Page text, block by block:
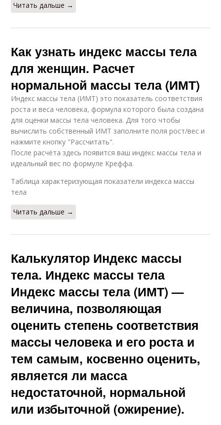
Читать дальше →
Как узнать индекс массы тела
для женщин. Расчет
нормальной массы тела (ИМТ)
Индекс массы тела (ИМТ) это показатель соответствия
роста и веса человека, формула которого была создана
для оценки массы тела человека. Для того чтобы
вычислить собственный ИМТ заполните поля рост/вес и
нажмите кнопку "Рассчитать".
После расчёта здесь появится ваш индекс массы тела и
идеальный вес по формуле Креффа.
Таблица характеризующая показатели индекса массы
тела
Читать дальше →
Калькулятор Индекс массы
тела. Индекс массы тела
Индекс массы тела (ИМТ) —
величина, позволяющая
оценить степень соответствия
массы человека и его роста и
тем самым, косвенно оценить,
является ли масса
недостаточной, нормальной
или избыточной (ожирение).